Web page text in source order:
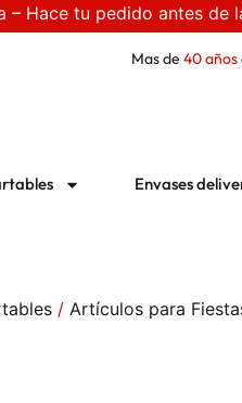
– Hace tu pedido antes de
Mas de 40 años
Envases
/ Artículos para